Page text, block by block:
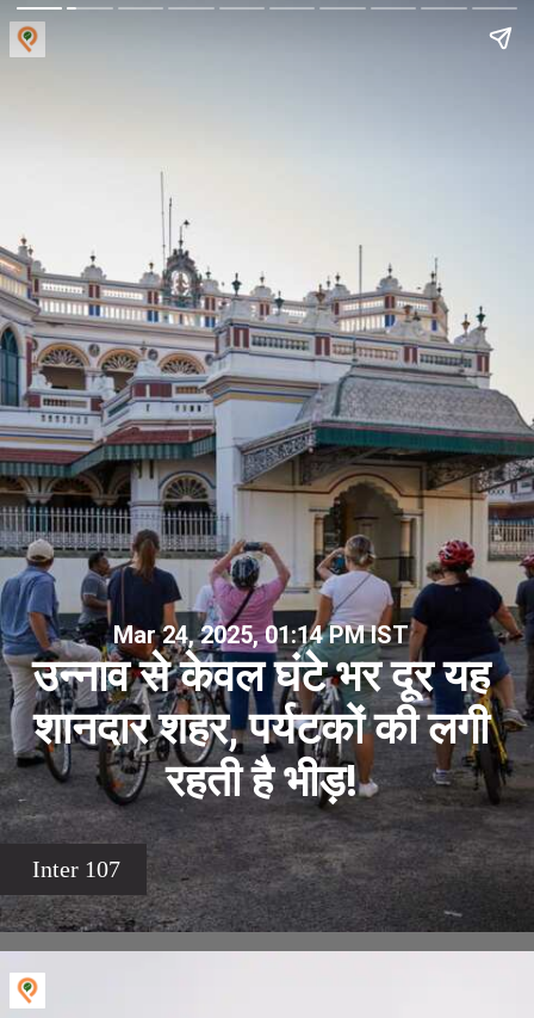
Mar 24, 2025, 01:14 PM IST
उन्नाव से केवल घंटे भर दूर यह
शानदार शहर, पर्यटकों की लगी
रहती है भीड़!
Inter 107